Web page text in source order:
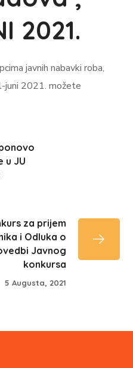
2021.
javnih nabavki roba,
juni 2021. možete
u JU
za prijem
i Odluka o
Javnog
konkursa
5 Augusta, 2021